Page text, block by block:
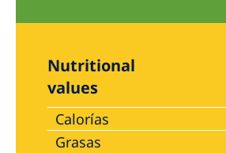
NephroCare International
Global Website
Nutritional
values
Calorías
Grasas